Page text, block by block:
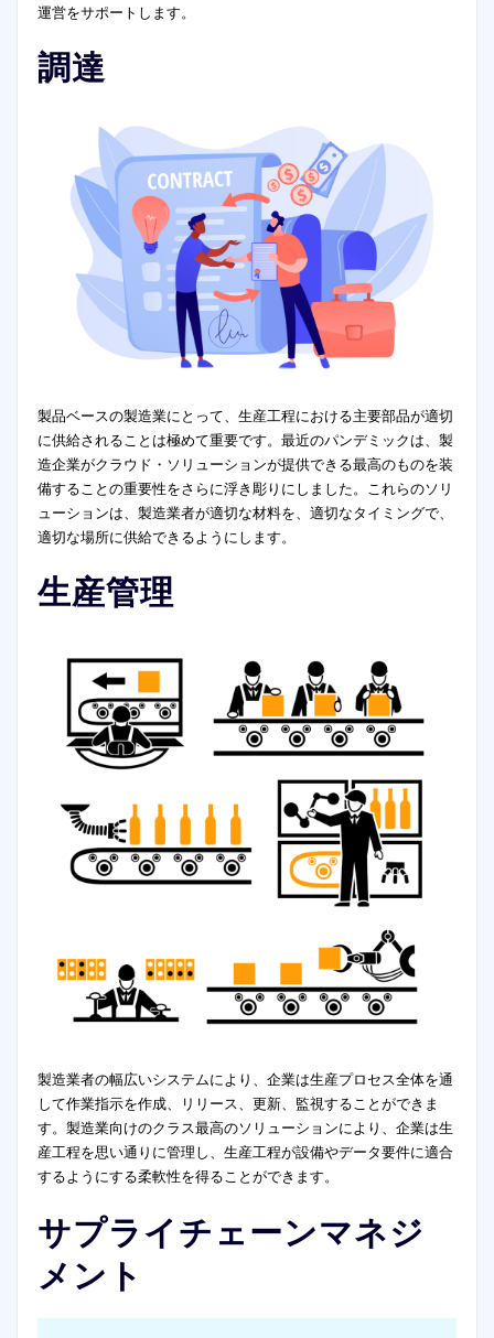
運営をサポートします。
調達
製品ベースの製造業にとって、生産工程における主要部品が適切
に供給されることは極めて重要です。最近のパンデミックは、製
造企業がクラウド・ソリューションが提供できる最高のものを装
備することの重要性をさらに浮き彫りにしました。これらのソリ
ューションは、製造業者が適切な材料を、適切なタイミングで、
適切な場所に供給できるようにします。
生産管理
製造業者の幅広いシステムにより、企業は生産プロセス全体を通
して作業指示を作成、リリース、更新、監視することができま
す。製造業向けのクラス最高のソリューションにより、企業は生
産工程を思い通りに管理し、生産工程が設備やデータ要件に適合
するようにする柔軟性を得ることができます。
サプライチェーンマネジ
メント